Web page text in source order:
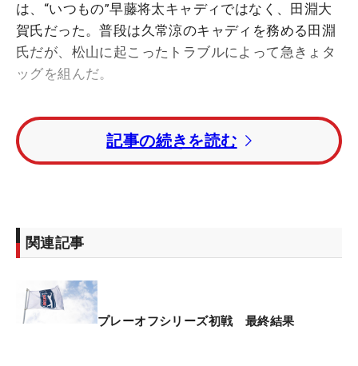
は、“いつもの”早藤将太キャディではなく、田淵大
賀氏だった。普段は久常涼のキャディを務める田淵
氏だが、松山に起こったトラブルによって急きょタ
ッグを組んだ。
「パリ五輪」で銅メダルを獲得後に滞在したロンド
ンで、松山の財布、早藤キャディと黒宮幹仁コーチ
のパスポートが盗難被害に遭った。早藤キャディと
かる舞台の初戦を、田淵キャディとの急造タッグで
戦うことになった。
ウイニングパットを沈めると、ふたりはガッチリと
握手。頭を下げる田淵氏の肩を抱き寄せ、笑顔で短
記事の続きを読む
関連記事
プレーオフシリーズ初戦 最終結果